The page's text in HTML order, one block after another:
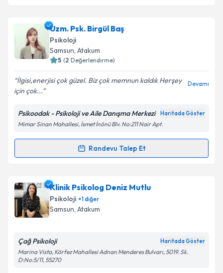
Uzm. Psk. Dan. Tunahan Uzun
talebi oluşturun. Size bu uzmandan randevu almanız
için bir takvim hazırlandığında e-posta ile
bilgilendireceğiz.
E-posta Adresiniz
Kişisel verilerimin işlenmesine ilişkinAydınlatma
Metni'ni okudum ve kişisel verilerimin belirtilen
kapsamda işlenmesini kabul ediyorum.
Uzm. Psk. Birgül Baş
Psikoloji
Samsun, Atakum
5 (2 Değerlendirme)
İlgisi,enerjisi çok güzel. Biz çok memnun kaldık Herşey
için çok...
Devamı
Psikoodak - Psikoloji ve Aile Danışma Merkezi Haritada Göster
Mimar Sinan Mahallesi, İsmet İnönü Blv. No:211 Nair Apt.
Randevu Talep Et
Randevu Takvimi Talebi
Uzm. Psk. Birgül Başiçin randevu takvimi talebi
oluşturun. Size bu uzmandan randevu almanız için bir
takvim hazırlandığında e-posta ile bilgilendireceğiz.
Klinik Psikolog Deniz Mutlu
Psikoloji +1diğer
Samsun, Atakum
Çağ Psikoloji Haritada Göster
Marina Vista, Körfez Mahallesi Adnan Menderes Bulvarı, 5019. Sk.
D:No:5/11, 55270